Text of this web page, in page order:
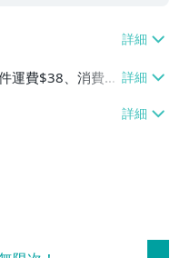
運費$38、消費滿
貨付款【單件運
】、郵局掛號
免運費】、面